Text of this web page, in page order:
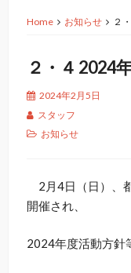
Home お知らせ ２
２・４ 2024
2024年2月5日
スタッフ
お知らせ
2月4日（日）、
開催され、
2024年度活動方針